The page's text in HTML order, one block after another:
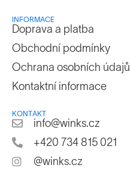
INFORMACE
Doprava a platba
Obchodní podmínky
Ochrana osobních údajů
Kontaktní informace
KONTAKT
info@winks.cz
+420 734 815 021
@winks.cz